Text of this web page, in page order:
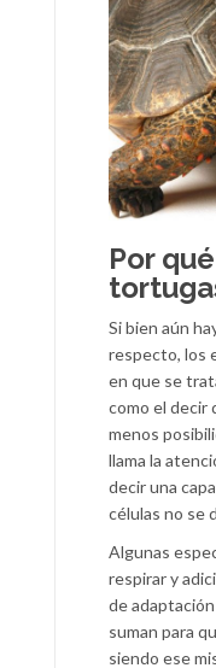
Por
Si bien aún
respecto, los
en que se
como el decir
menos
llama la
decir una
células no se
Algunas
respirar y
de
suman para
siendo ese